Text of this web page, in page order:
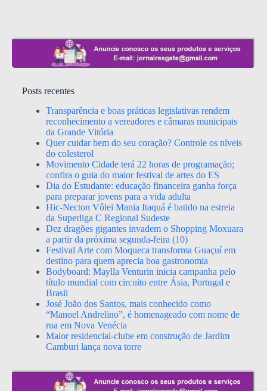
Posts recentes
Transparência e boas práticas legislativas rendem
reconhecimento a vereadores e câmaras municipais
da Grande Vitória
Quer cuidar bem do seu coração? Controle os níveis
do colesterol
Movimento Cidade terá 22 horas de programação;
confira o guia do maior festival de artes do ES
Dia do Estudante: educação financeira ganha força
para preparar jovens para a vida adulta
Hic-Necton Vôlei Mania Itaquá é batido na estreia
da Superliga C Regional Sudeste
Dez dragões gigantes invadem o Shopping Moxuara
a partir da próxima segunda-feira (10)
Festival Arte com Moqueca transforma Guaçuí em
destino para quem aprecia boa gastronomia
Bodyboard: Maylla Venturin inicia campanha pelo
título mundial com circuito entre Ásia, Portugal e
Brasil
José João dos Santos, mais conhecido como
“Manoel Andrelino”, é homenageado com nome de
rua em Nova Venécia
Maior residencial-clube em construção de Jardim
Camburi lança nova torre